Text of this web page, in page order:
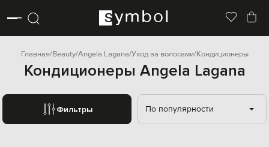
Главная Beauty Angela Lagana Уход за волосами Кондиционеры
Кондиционеры Angela Lagana
Фильтры По популярности